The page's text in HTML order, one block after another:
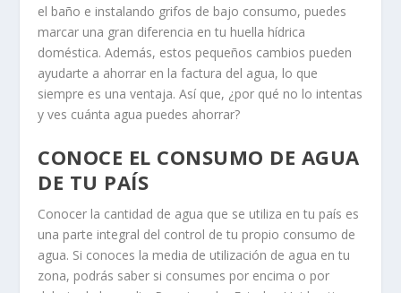
el baño e instalando grifos de bajo consumo, puedes
marcar una gran diferencia en tu huella hídrica
doméstica. Además, estos pequeños cambios pueden
ayudarte a ahorrar en la factura del agua, lo que
siempre es una ventaja. Así que, ¿por qué no lo intentas
y ves cuánta agua puedes ahorrar?
CONOCE EL CONSUMO DE AGUA
DE TU PAÍS
Conocer la cantidad de agua que se utiliza en tu país es
una parte integral del control de tu propio consumo de
agua. Si conoces la media de utilización de agua en tu
zona, podrás saber si consumes por encima o por